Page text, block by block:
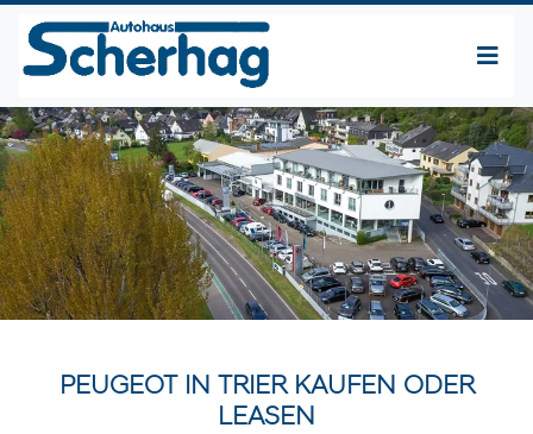
PEUGEOT IN TRIER KAUFEN ODER
LEASEN